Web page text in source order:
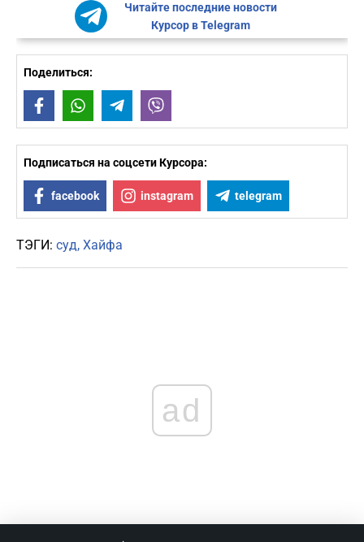
Читайте последние новости
Курсор в Telegram
Поделиться:
FacebookWhatsAppTelegram
Подписаться на соцсети Курсора:
facebook instagram telegram
ТЭГИ: суд Хайфа
ad